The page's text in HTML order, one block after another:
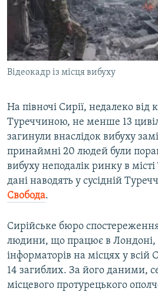
ДЕПОРТАЦІЯ
ВІДЕОУРОКИ «ELIFBE»
СВІДЧЕННЯ ОКУПАЦІЇ
УКРАЇНСЬКА ПРОБЛЕМА КРИМУ
ЯК ОБІЙТИ БЛОКУВАННЯ
Русский
Qırımtatar
Усі сайти RFE/RL
Відеокадр із місця вибуху
На півночі Сирії, недалеко від
Туреччиною, не менше 13
загинули внаслідок вибуху
принаймні 20 людей були
вибуху неподалік ринку в місті
дані наводять у сусідній
Свобода.
Сирійське бюро
людини, що працює в Лондоні,
інформаторів на місцях у всій
14 загиблих. За його даними,
місцевого протурецького